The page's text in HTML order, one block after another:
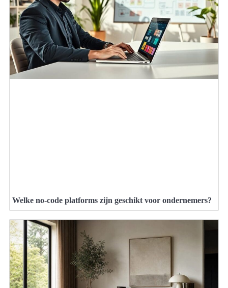
Welke no-code platforms zijn geschikt voor ondernemers?